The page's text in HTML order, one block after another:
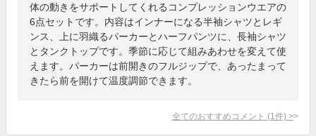
体の動きをサポートしてくれるコンプレッションウエアの
6点セットです。内容はインナーになる半袖シャツとレギ
ンス、上に羽織るパーカーとハーフパンツに、長袖シャツ
とタンクトップです。季節に応じて組みあわせを変えて使
えます。パーカーは前開きのフルジップで、あったまって
きたら前を開けて温度調節できます。
全てのおすすめコメント (1 件) >